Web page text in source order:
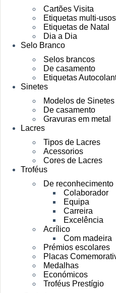
Cartões Visita
Etiquetas multi-usos
Etiquetas de Natal
Dia a Dia
Selo Branco
Selos brancos
De casamento
Etiquetas
Sinetes
Modelos de Sinetes
De casamento
Gravuras em metal
Lacres
Tipos de Lacres
Acessorios
Cores de Lacres
Troféus
De reconhecimento
Colaborador
Equipa
Carreira
Excelência
Acrílico
Com madeira
Prémios escolares
Placas
Medalhas
Económicos
Troféus Prestígio